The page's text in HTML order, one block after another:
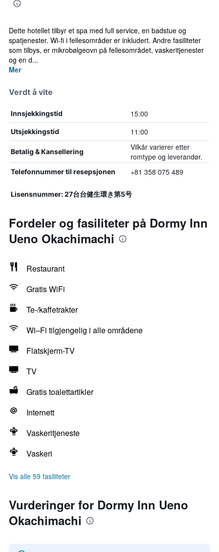
Dette hotellet tilbyr et spa med full service, en badstue og
spatjenester. Wi-fi i fellesområder er inkludert. Andre fasiliteter
som tilbys, er mikrobølgeovn på fellesområdet, vaskeritjenester
og en d...
Mer
Verdt å vite
Innsjekkingstid 15:00
Utsjekkingstid 11:00
Betalig & Kansellering
Vilkår varierer etter
romtype og leverandør.
Telefonnummer til resepsjonen +81 358 075 489
Lisensnummer: 27台台健生環き第5号
Fordeler og fasiliteter på Dormy Inn
Ueno Okachimachi
Restaurant
Gratis WiFi
Te-/kaffetrakter
Wi–Fi tilgjengelig i alle områdene
Flatskjerm-TV
TV
Gratis toalettartikler
Internett
Vaskeritjeneste
Vaskeri
Vis alle 59 fasiliteter
Vurderinger for Dormy Inn Ueno
Okachimachi